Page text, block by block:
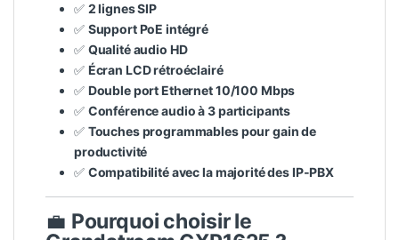
✅ 2 lignes SIP
✅ Support PoE intégré
✅ Qualité audio HD
✅ Écran LCD rétroéclairé
✅ Double port Ethernet 10/100 Mbps
✅ Conférence audio à 3 participants
✅ Touches programmables pour gain de
productivité
✅ Compatibilité avec la majorité des IP-PBX
💼 Pourquoi choisir le